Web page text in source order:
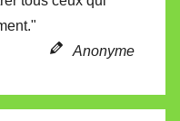
Anonyme